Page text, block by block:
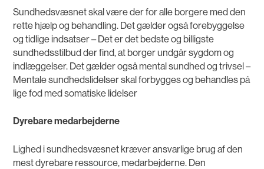
Sundhedsvæsnet skal være der for alle borgere med den
rette hjælp og behandling. Det gælder også forebyggelse
og tidlige indsatser – Det er det bedste og billigste
sundhedsstilbud der find, at borger undgår sygdom og
indlæggelser. Det gælder også mental sundhed og trivsel –
Mentale sundhedslidelser skal forbygges og behandles på
lige fod med somatiske lidelser
Dyrebare medarbejderne
Lighed i sundhedsvæsnet kræver ansvarlige brug af den
mest dyrebare ressource, medarbejderne. Den